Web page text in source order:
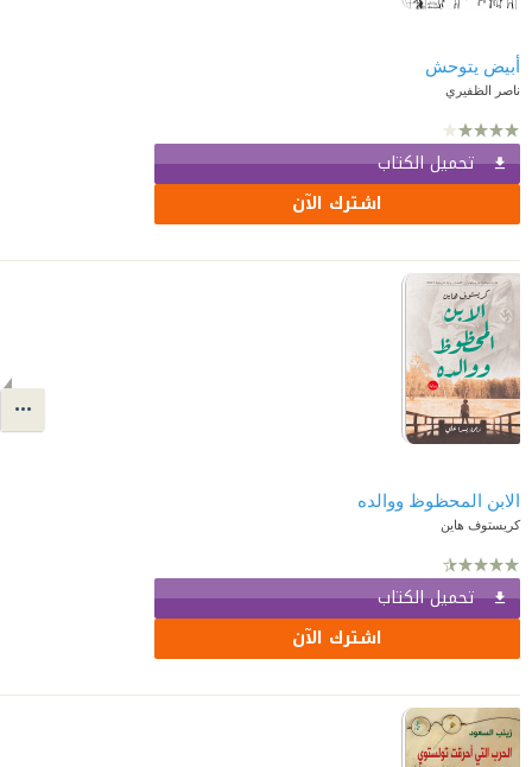
أبيض يتوحش
ناصر الظفيري
تحميل الكتاب
اشترك الآن
الابن المحظوظ ووالده
كريستوف هاين
تحميل الكتاب
اشترك الآن